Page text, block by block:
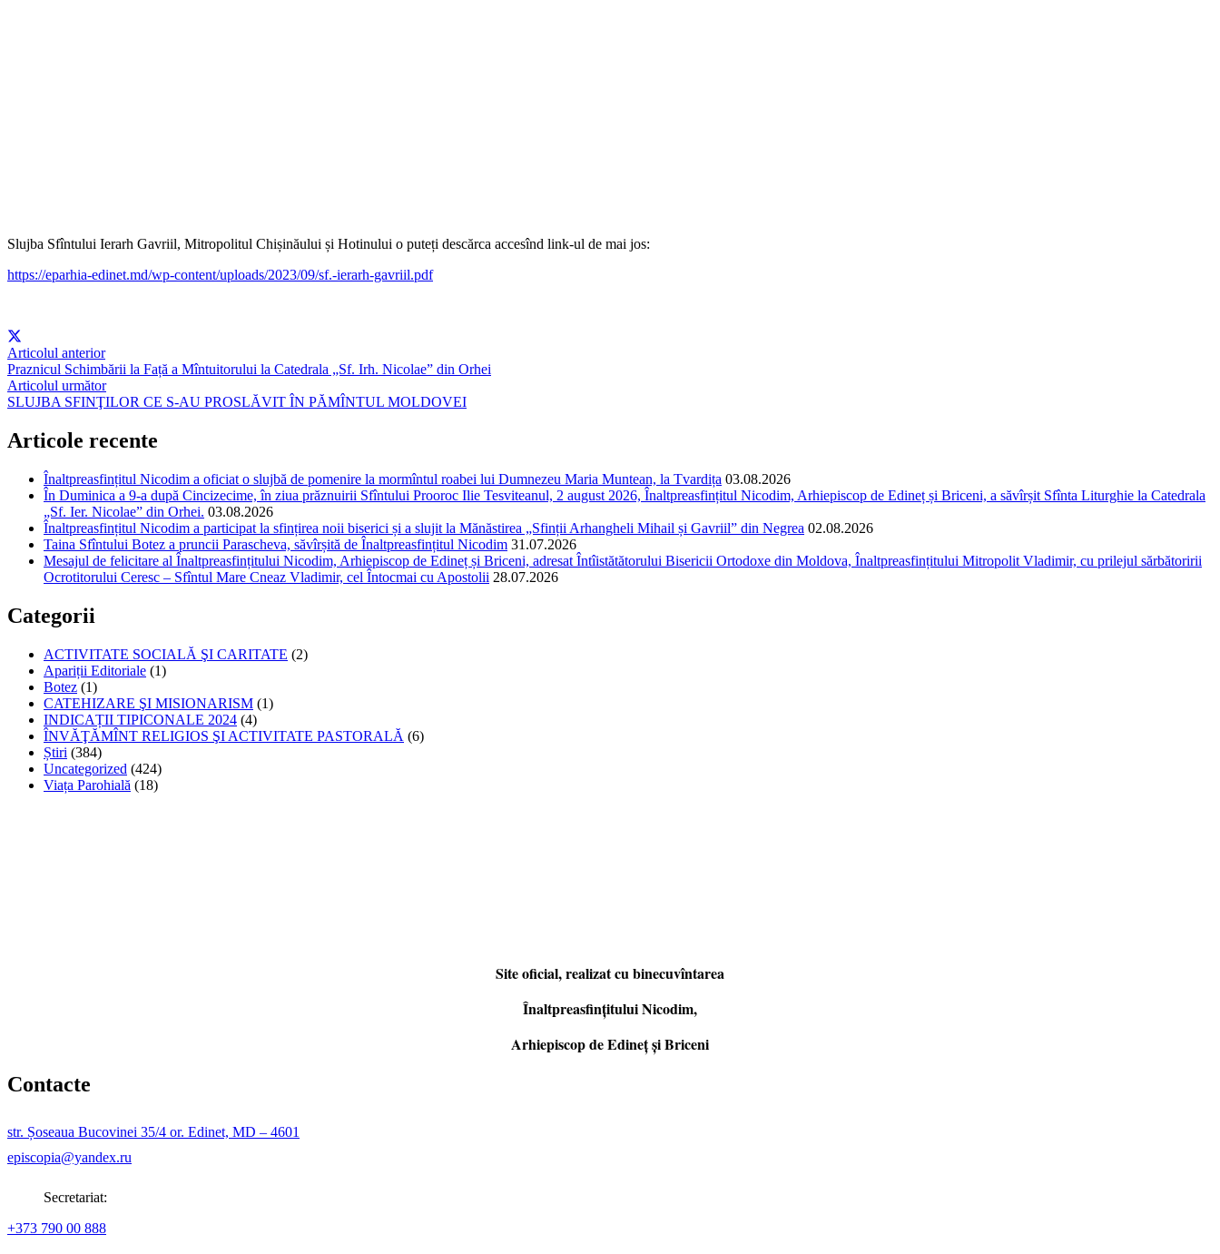
Slujba Sfîntului Ierarh Gavriil, Mitropolitul Chișinăului și Hotinului o puteți descărca accesînd link-ul de mai jos:
https://eparhia-edinet.md/wp-content/uploads/2023/09/sf.-ierarh-gavriil.pdf
Articolul anterior
Praznicul Schimbării la Față a Mîntuitorului la Catedrala „Sf. Irh. Nicolae” din Orhei
Articolul următor
SLUJBA SFINŢILOR CE S-AU PROSLĂVIT ÎN PĂMÎNTUL MOLDOVEI
Articole recente
Înaltpreasfințitul Nicodim a oficiat o slujbă de pomenire la mormîntul roabei lui Dumnezeu Maria Muntean, la Tvardița 03.08.2026
În Duminica a 9-a după Cincizecime, în ziua prăznuirii Sfîntului Prooroc Ilie Tesviteanul, 2 august 2026, Înaltpreasfințitul Nicodim, Arhiepiscop de Edineț și Briceni, a săvîrșit Sfînta Liturghie la Catedrala
„Sf. Ier. Nicolae” din Orhei. 03.08.2026
Înaltpreasfințitul Nicodim a participat la sfințirea noii biserici și a slujit la Mănăstirea „Sfinții Arhangheli Mihail și Gavriil” din Negrea 02.08.2026
Taina Sfîntului Botez a pruncii Parascheva, săvîrșită de Înaltpreasfințitul Nicodim 31.07.2026
Mesajul de felicitare al Înaltpreasfințitului Nicodim, Arhiepiscop de Edineț și Briceni, adresat Întîistătătorului Bisericii Ortodoxe din Moldova, Înaltpreasfințitului Mitropolit Vladimir, cu prilejul sărbătoririi
Ocrotitorului Ceresc – Sfîntul Mare Cneaz Vladimir, cel Întocmai cu Apostolii 28.07.2026
Categorii
ACTIVITATE SOCIALĂ ŞI CARITATE (2)
Apariții Editoriale (1)
Botez (1)
CATEHIZARE ŞI MISIONARISM (1)
INDICAȚII TIPICONALE 2024 (4)
ÎNVĂŢĂMÎNT RELIGIOS ŞI ACTIVITATE PASTORALĂ (6)
Știri (384)
Uncategorized (424)
Viața Parohială (18)
Site oficial, realizat cu binecuvîntarea
Înaltpreasfințitului Nicodim,
Arhiepiscop de Edineţ şi Briceni
Contacte
str. Șoseaua Bucovinei 35/4 or. Edinet, MD – 4601
episcopia@yandex.ru
Secretariat:
+373 790 00 888